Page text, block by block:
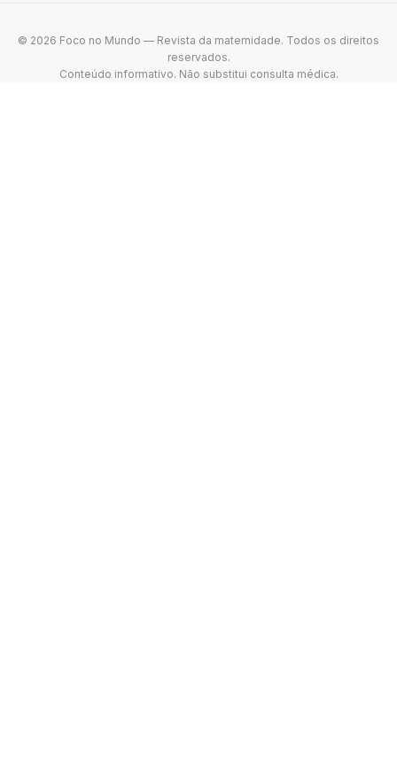
© 2026 Foco no Mundo — Revista da maternidade. Todos os direitos
reservados.
Conteúdo informativo. Não substitui consulta médica.